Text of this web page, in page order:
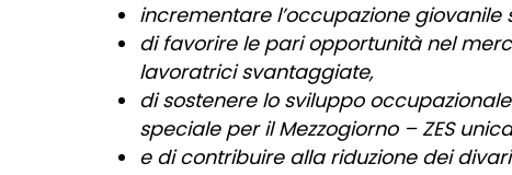
incrementare l’occupazione giovanile
di favorire le pari opportunità nel
lavoratrici svantaggiate,
di sostenere lo sviluppo
speciale per il Mezzogiorno – ZES
e di contribuire alla riduzione dei